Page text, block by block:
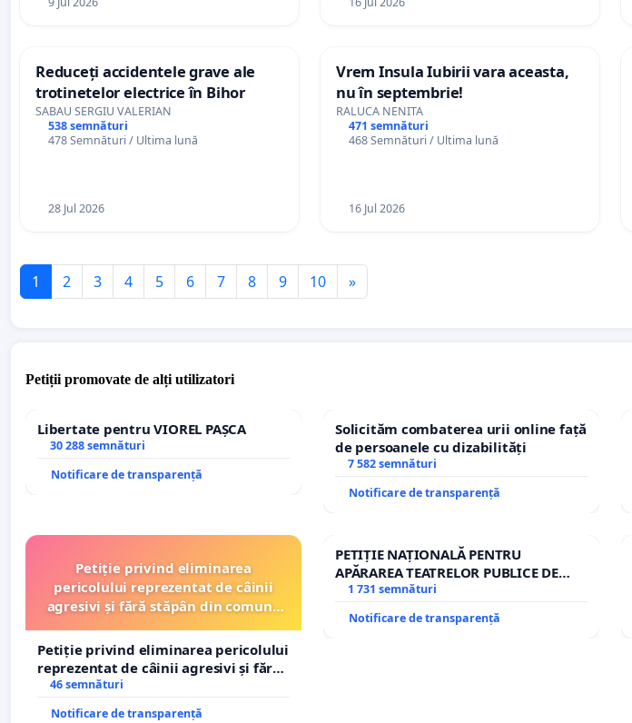
Reduceți accidentele grave ale
trotinetelor electrice în Bihor
SABAU SERGIU VALERIAN
538 semnături
478 Semnături / Ultima lună
28 Jul 2026
Vrem Insula Iubirii vara aceasta,
nu în septembrie!
RALUCA NENITA
471 semnături
468 Semnături / Ultima lună
16 Jul 2026
1 2 3 4 5 6 7 8 9 10 »
Petiții promovate de alți utilizatori
Libertate pentru VIOREL PAȘCA
30 288 semnături
Notificare de transparență
Solicităm combaterea urii online față
de persoanele cu dizabilități
7 582 semnături
Notificare de transparență
Petiție privind eliminarea
pericolului reprezentat de câinii
agresivi și fără stăpân din comuna
Petiție privind eliminarea pericolului
reprezentat de câinii agresivi și fără
stăpân din comuna Tunari
46 semnături
Notificare de transparență
PETIȚIE NAȚIONALĂ PENTRU
APĂRAREA TEATRELOR PUBLICE DE
REPERTORIU DIN ROMÂNIA
1 731 semnături
Notificare de transparență